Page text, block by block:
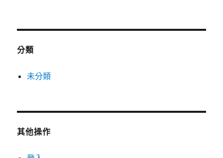
分類
未分類
其他操作